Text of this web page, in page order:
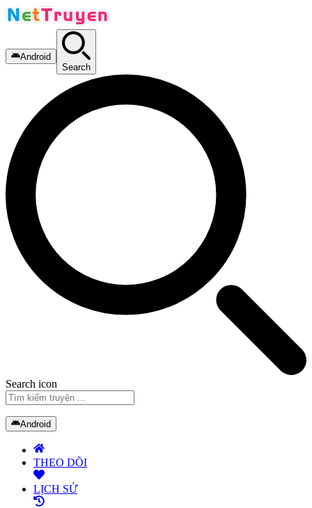
Android
Search
Search icon
Android
THEO DÕI
LỊCH SỬ